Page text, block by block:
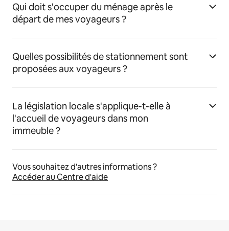
Qui doit s'occuper du ménage après le
départ de mes voyageurs ?
Quelles possibilités de stationnement sont
proposées aux voyageurs ?
La législation locale s'applique-t-elle à
l'accueil de voyageurs dans mon
immeuble ?
Vous souhaitez d'autres informations ?
Accéder au Centre d'aide